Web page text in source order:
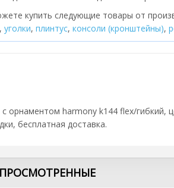
купить следующие товары от
, уголки, плинтус, консоли (кронштейны),
с орнаментом harmony k144 flex/гибкий,
бесплатная доставка.